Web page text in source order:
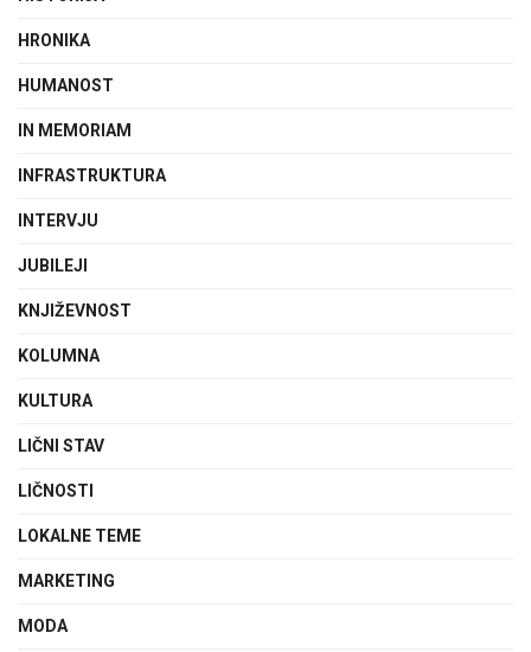
HRONIKA
HUMANOST
IN MEMORIAM
INFRASTRUKTURA
INTERVJU
JUBILEJI
KNJIŽEVNOST
KOLUMNA
KULTURA
LIČNI STAV
LIČNOSTI
LOKALNE TEME
MARKETING
MODA